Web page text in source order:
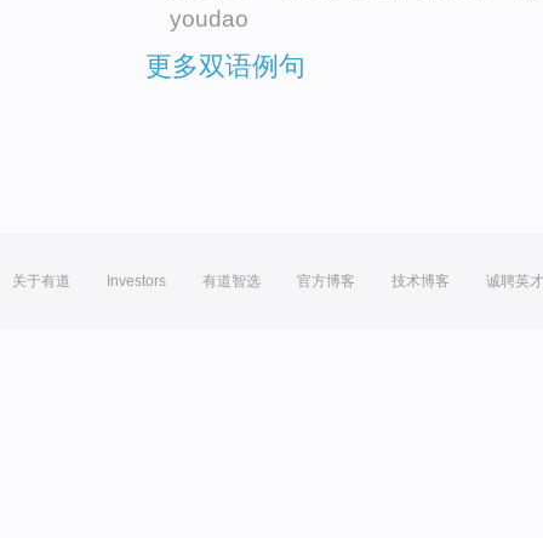
youdao
更多双语例句
关于有道 Investors 有道智选 官方博客 技术博客 诚聘英才